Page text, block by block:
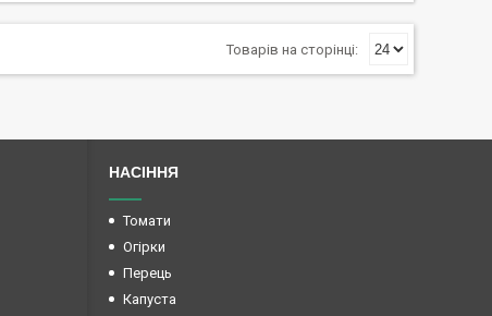
НАСІННЯ
Томати
Огірки
Перець
Капуста